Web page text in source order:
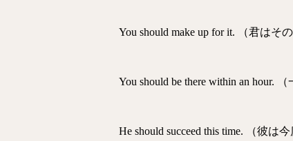
You should make up for it. （君はそ
You should be there within an hour.
He should succeed this time. （彼は